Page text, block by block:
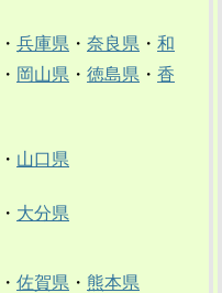
・ 兵庫県 ・ 奈良県 ・ 和
・ 岡山県 ・ 徳島県 ・ 香
・ 山口県
・ 大分県
・ 佐賀県 ・ 熊本県